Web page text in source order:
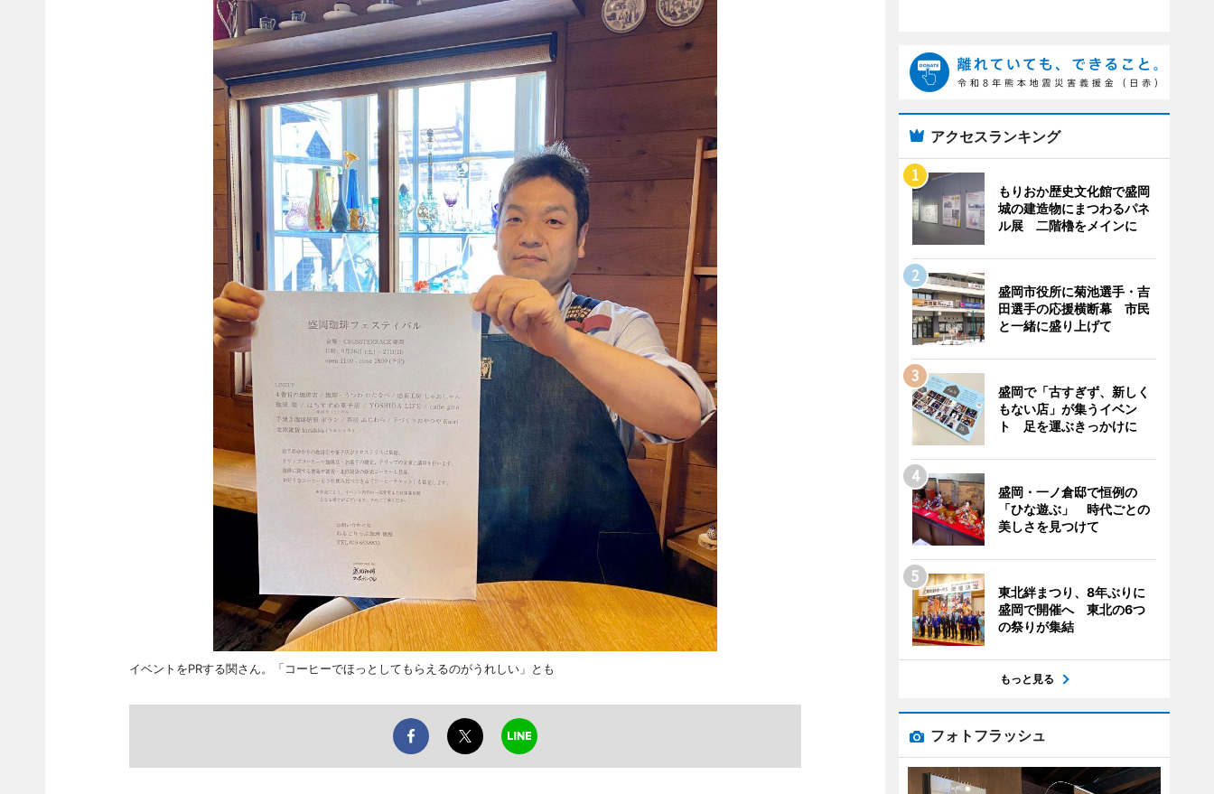
イベントをPRする関さん。「コーヒーでほっとしてもらえるのがうれしい」とも
アクセスランキング
もりおか歴史文化館で盛岡
城の建造物にまつわるパネ
ル展 二階櫓をメインに
盛岡市役所に菊池選手・吉
田選手の応援横断幕 市民
と一緒に盛り上げて
盛岡で「古すぎず、新しく
もない店」が集うイベン
ト 足を運ぶきっかけに
盛岡・一ノ倉邸で恒例の
「ひな遊ぶ」 時代ごとの
美しさを見つけて
東北絆まつり、8年ぶりに
盛岡で開催へ 東北の6つ
の祭りが集結
もっと見る
フォトフラッシュ